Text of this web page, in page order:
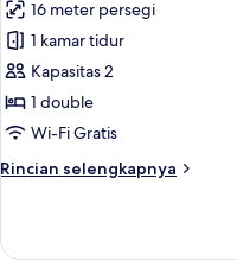
foto
untuk
Kamar
Double
Basic
16 meter persegi
1 kamar tidur
Kapasitas 2
1 double
Wi-Fi Gratis
Rincian selengkapnya
Rincian
Kamar